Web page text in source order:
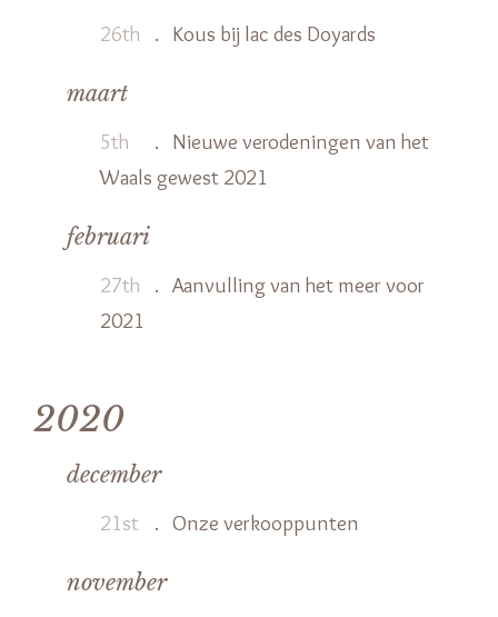
26th . Kous bij lac des Doyards
maart
5th .
Nieuwe verodeningen van het
Waals gewest 2021
februari
27th . Aanvulling van het meer voor
2021
2020
december
21st . Onze verkooppunten
november